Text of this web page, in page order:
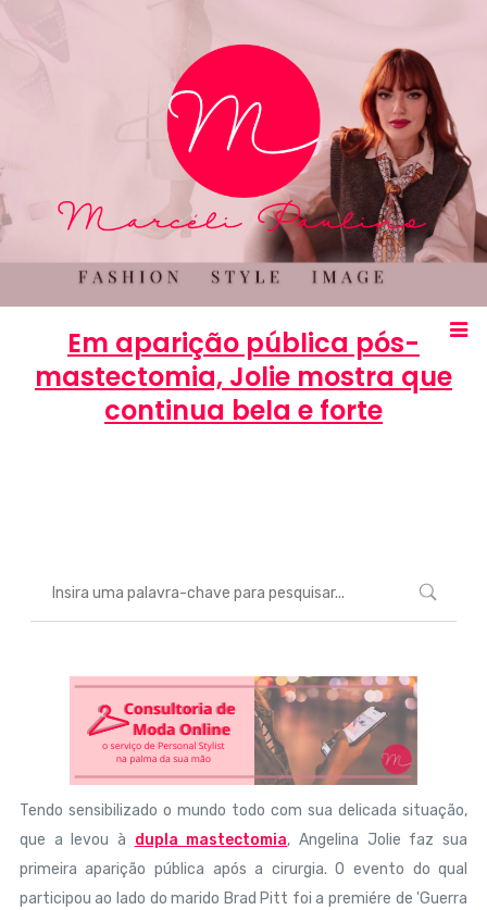
Em aparição pública pós-
mastectomia, Jolie mostra que
continua bela e forte
Tendo sensibilizado o mundo todo com sua delicada situação,
que a levou à dupla mastectomia, Angelina Jolie faz sua
primeira aparição pública após a cirurgia. O evento do qual
participou ao lado do marido Brad Pitt foi a premiére de 'Guerra